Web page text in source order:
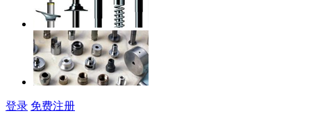
广东佛山市稳丰金属制品有限公司
登录 免费注册